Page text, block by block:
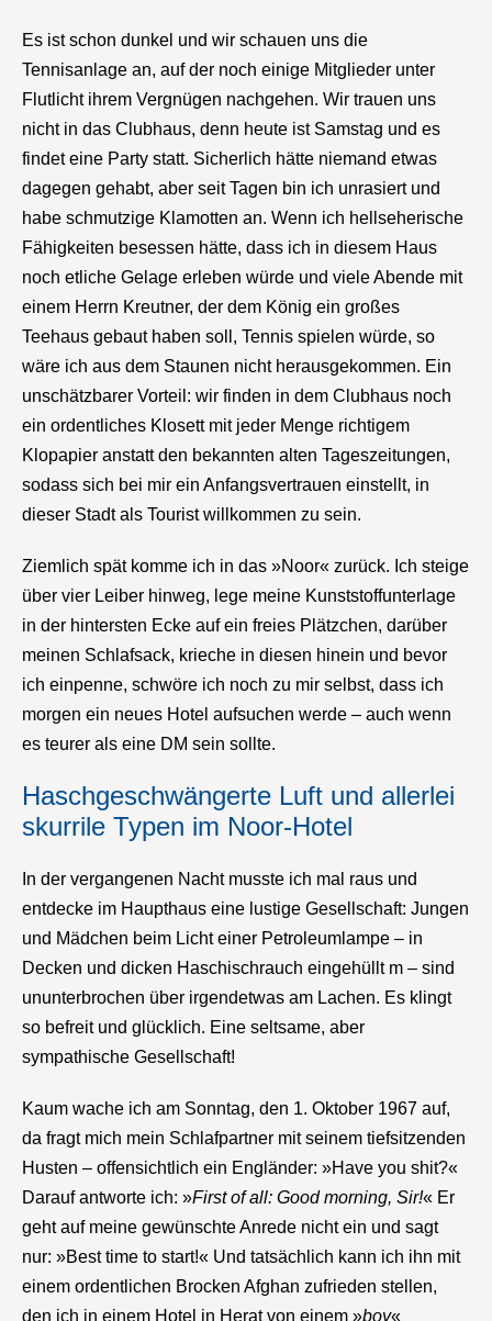
Es ist schon dunkel und wir schauen uns die
Tennisanlage an, auf der noch einige Mitglieder unter
Flutlicht ihrem Vergnügen nachgehen. Wir trauen uns
nicht in das Clubhaus, denn heute ist Samstag und es
findet eine Party statt. Sicherlich hätte niemand etwas
dagegen gehabt, aber seit Tagen bin ich unrasiert und
habe schmutzige Klamotten an. Wenn ich hellseherische
Fähigkeiten besessen hätte, dass ich in diesem Haus
noch etliche Gelage erleben würde und viele Abende mit
einem Herrn Kreutner, der dem König ein großes
Teehaus gebaut haben soll, Tennis spielen würde, so
wäre ich aus dem Staunen nicht herausgekommen. Ein
unschätzbarer Vorteil: wir finden in dem Clubhaus noch
ein ordentliches Klosett mit jeder Menge richtigem
Klopapier anstatt den bekannten alten Tageszeitungen,
sodass sich bei mir ein Anfangsvertrauen einstellt, in
dieser Stadt als Tourist willkommen zu sein.
Ziemlich spät komme ich in das »Noor« zurück. Ich steige
über vier Leiber hinweg, lege meine Kunststoffunterlage
in der hintersten Ecke auf ein freies Plätzchen, darüber
meinen Schlafsack, krieche in diesen hinein und bevor
ich einpenne, schwöre ich noch zu mir selbst, dass ich
morgen ein neues Hotel aufsuchen werde – auch wenn
es teurer als eine DM sein sollte.
Haschgeschwängerte Luft und allerlei
skurrile Typen im Noor-Hotel
In der vergangenen Nacht musste ich mal raus und
entdecke im Haupthaus eine lustige Gesellschaft: Jungen
und Mädchen beim Licht einer Petroleumlampe – in
Decken und dicken Haschischrauch eingehüllt m – sind
ununterbrochen über irgendetwas am Lachen. Es klingt
so befreit und glücklich. Eine seltsame, aber
sympathische Gesellschaft!
Kaum wache ich am Sonntag, den 1. Oktober 1967 auf,
da fragt mich mein Schlafpartner mit seinem tiefsitzenden
Husten – offensichtlich ein Engländer: »Have you shit?«
Darauf antworte ich: »First of all: Good morning, Sir!« Er
geht auf meine gewünschte Anrede nicht ein und sagt
nur: »Best time to start!« Und tatsächlich kann ich ihn mit
einem ordentlichen Brocken Afghan zufrieden stellen,
den ich in einem Hotel in Herat von einem »boy«